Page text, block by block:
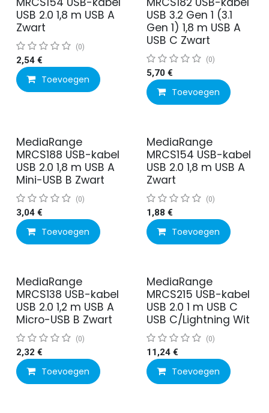
USB 2.0 1,8 m USB A
Zwart
(0)
2,54 €
Toevoegen
USB 3.2 Gen 1 (3.1
Gen 1) 1,8 m USB A
USB C Zwart
(0)
5,70€
Toevoegen
MediaRange
MRCS188 USB-kabel
USB 2.0 1,8 m USB A
Mini-USB B Zwart
(0)
3,04 €
Toevoegen
MediaRange
MRCS154 USB-kabel
USB 2.0 1,8 m USB A
Zwart
(0)
1,88 €
Toevoegen
MediaRange
MRCS138 USB-kabel
USB 2.0 1,2 m USB A
Micro-USB B Zwart
(0)
2,32 €
Toevoegen
MediaRange
MRCS215 USB-kabel
USB 2.0 1 m USB C
USB C/Lightning Wit
(0)
11,24€
Toevoegen